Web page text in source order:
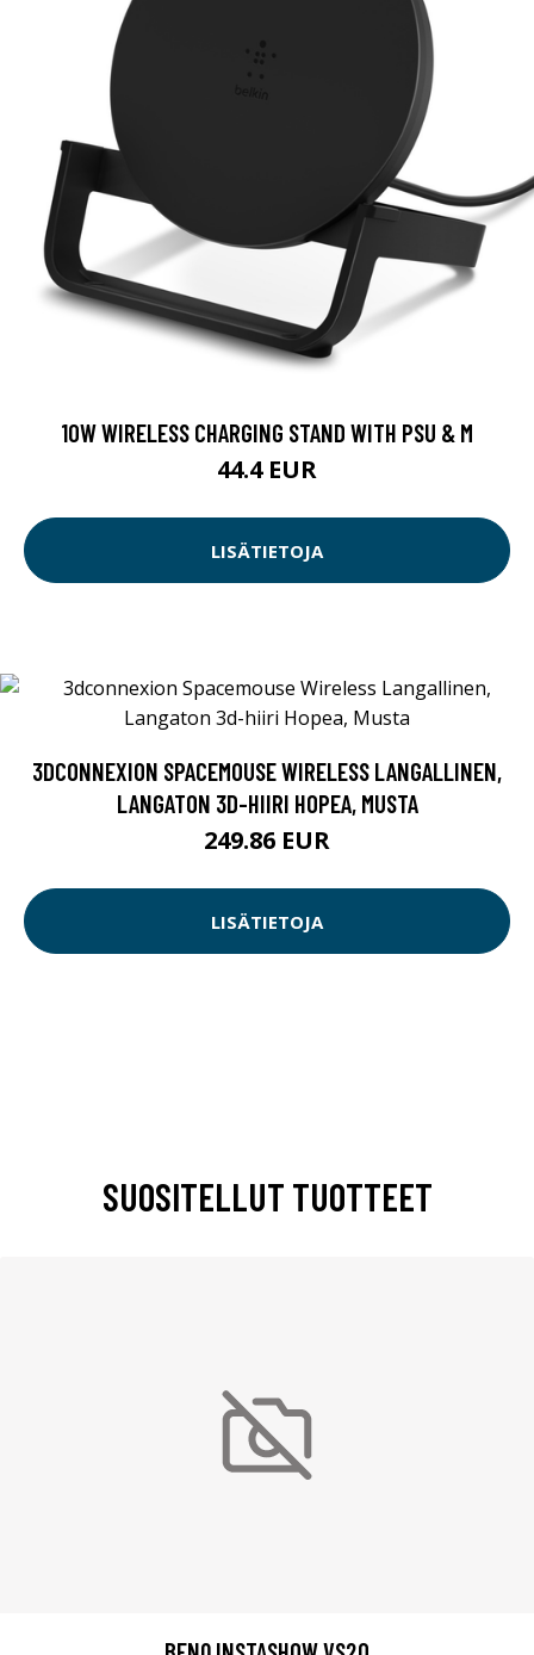
10W WIRELESS CHARGING STAND WITH PSU & M
44.4 EUR
LISÄTIETOJA
3DCONNEXION SPACEMOUSE WIRELESS LANGALLINEN,
LANGATON 3D-HIIRI HOPEA, MUSTA
249.86 EUR
LISÄTIETOJA
SUOSITELLUT TUOTTEET